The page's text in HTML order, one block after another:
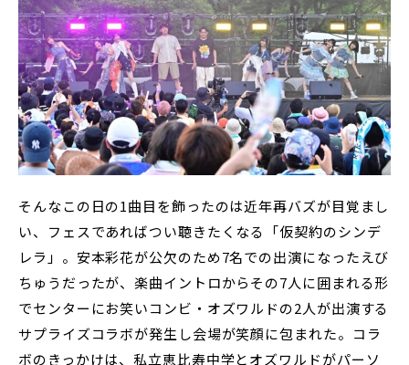
そんなこの日の1曲目を飾ったのは近年再バズが目覚まし
い、フェスであればつい聴きたくなる「仮契約のシンデ
レラ」。安本彩花が公欠のため7名での出演になったえび
ちゅうだったが、楽曲イントロからその7人に囲まれる形
でセンターにお笑いコンビ・オズワルドの2人が出演する
サプライズコラボが発生し会場が笑顔に包まれた。コラ
ボのきっかけは、私立恵比寿中学とオズワルドがパーソ